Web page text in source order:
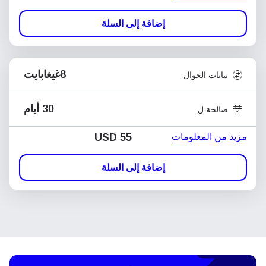
إضافة إلى السلة
بيانات الجوال 8غيغابايت
صالحة ل 30 أيام
مزيد من المعلومات USD 55
إضافة إلى السلة